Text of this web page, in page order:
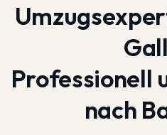
Professionell
nach